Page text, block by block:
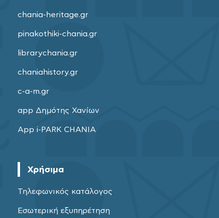
chania-heritage.gr
pinakothiki-chania.gr
librarychania.gr
chaniahistory.gr
c-a-m.gr
app Δημότης Χανίων
App i-PARK CHANIA
Χρήσιμα
Τηλεφωνικός κατάλογος
Εσωτερική εξυπηρέτηση